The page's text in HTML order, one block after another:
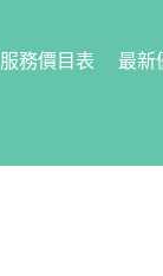
服務價目表 最新